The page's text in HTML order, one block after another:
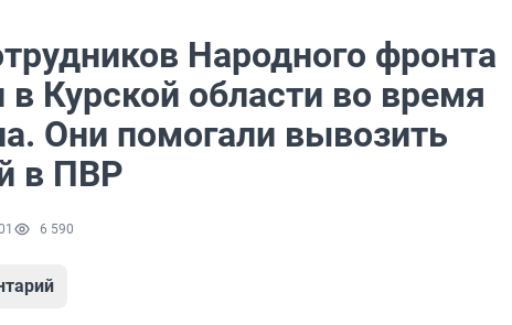
Народного фронта
в Курской области во время
Они помогали вывозить
в ПВР
6 590